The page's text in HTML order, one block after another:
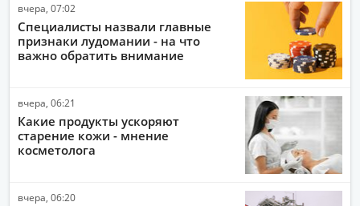
вчера, 07:02
Специалисты назвали главные
признаки лудомании - на что
важно обратить внимание
вчера, 06:21
Какие продукты ускоряют
старение кожи - мнение
косметолога
вчера, 06:20